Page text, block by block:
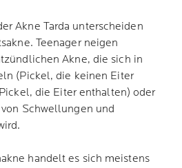
Akne Tarda unterscheiden
Teenager neigen
Akne, die sich in
(Pickel, die keinen Eiter
die Eiter enthalten) oder
Schwellungen und
handelt es sich meistens